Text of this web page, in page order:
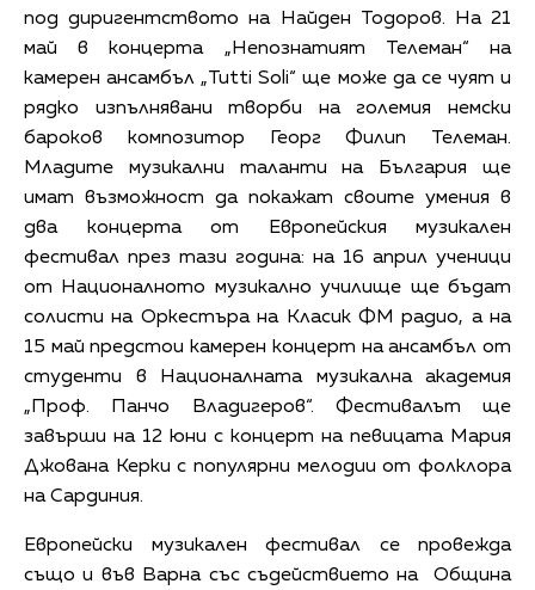
под диригентството на Найден Тодоров. На 21
май в концерта „Непознатият Телеман“ на
камерен ансамбъл „Tutti Soli“ ще може да се чуят и
рядко изпълнявани творби на големия немски
бароков композитор Георг Филип Телеман.
Младите музикални таланти на България ще
имат възможност да покажат своите умения в
два концерта от Европейския музикален
фестивал през тази година: на 16 април ученици
от Националното музикално училище ще бъдат
солисти на Оркестъра на Класик ФМ радио, а на
15 май предстои камерен концерт на ансамбъл от
студенти в Националната музикална академия
„Проф. Панчо Владигеров“. Фестивалът ще
завърши на 12 юни с концерт на певицата Мария
Джована Керки с популярни мелодии от фолклора
на Сардиния.
Европейски музикален фестивал се провежда
също и във Варна със съдействието на Община